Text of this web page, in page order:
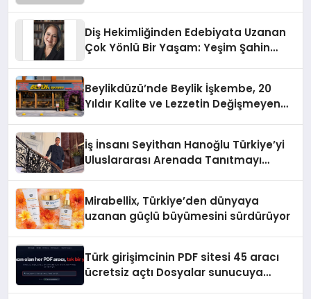
Diş Hekimliğinden Edebiyata Uzanan
Çok Yönlü Bir Yaşam: Yeşim Şahin
Beylikdüzü’nde Beylik İşkembe, 20
Yıldır Kalite ve Lezzetin Değişmeyen
İş İnsanı Seyithan Hanoğlu Türkiye’yi
Uluslararası Arenada Tanıtmayı
Mirabellix, Türkiye’den dünyaya
uzanan güçlü büyümesini sürdürüyor
Türk girişimcinin PDF sitesi 45 aracı
ücretsiz açtı Dosyalar sunucuya